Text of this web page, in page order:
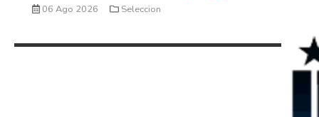
06 Ago 2026 Seleccion